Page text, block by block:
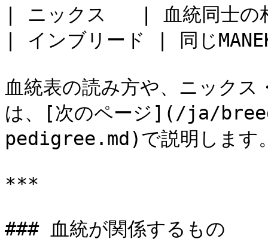
| ニックス   | 血統同
| インブリード | 同じ
血統表の読み方や、ニック
は、[次のページ](/ja/
pedigree.md)で説明します
***
### 血統が関係するもの